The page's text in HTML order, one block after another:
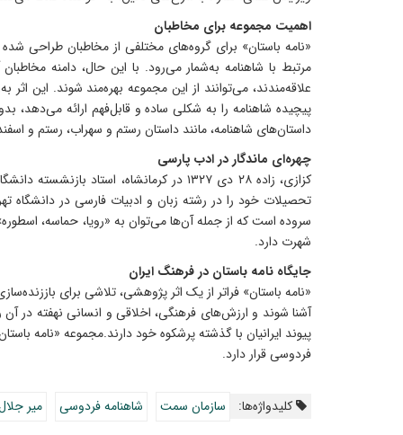
اهمیت مجموعه برای مخاطبان
«نامه باستان» برای گروه‌های مختلفی از مخاطبان طراحی
مرتبط با شاهنامه به‌شمار می‌رود. با این حال، دامنه‌
علاقه‌مندند، می‌توانند از این مجموعه بهره‌مند شوند. این
پیچیده‌ شاهنامه را به شکلی ساده و قابل‌فهم ارائه می‌دهد،
داستان‌های شاهنامه، مانند داستان رستم و سهراب، رستم و
چهره‌ای ماندگار در ادب پارسی
سروده است که از جمله‌ آن‌ها می‌توان به «رویا، حماسه،
شهرت دارد.
جایگاه نامه باستان در فرهنگ ایران
«نامه باستان» فراتر از یک اثر پژوهشی، تلاشی برای
آشنا شوند و ارزش‌های فرهنگی، اخلاقی و انسانی نهفته در
پیوند ایرانیان با گذشته‌ پرشکوه خود دارند.مجموعه‌ «نامه
فردوسی قرار دارد.
کلیدواژه‌ها: سازمان سمت شاهنامه فردوسی میر